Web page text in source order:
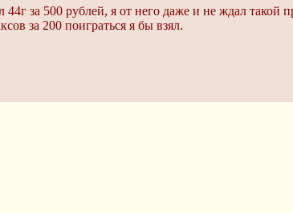
44г за 500 рублей, я от него даже и не ждал
за 200 поиграться я бы взял.